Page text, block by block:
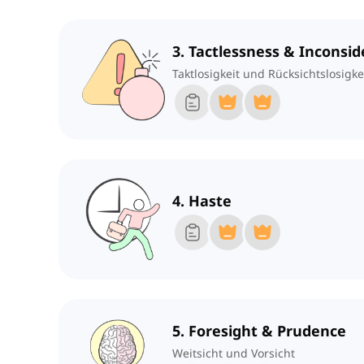
3. Tactlessness &
Taktlosigkeit und
4. Haste
5. Foresight & Prudence
Weitsicht und Vorsicht